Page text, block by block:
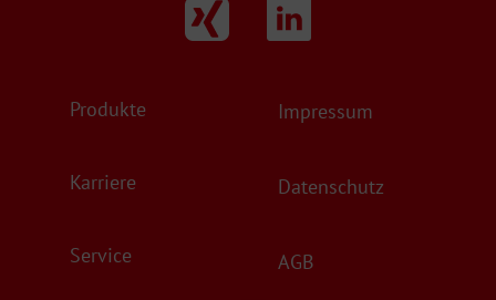
Produkte
Karriere
Service
Impressum
Datenschutz
AGB